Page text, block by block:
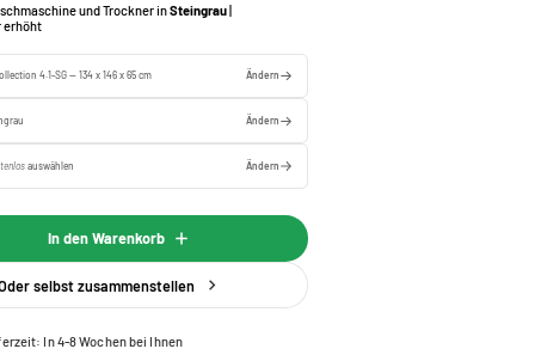
und Trockner inSteingrau|
erhöht
4.1-SG — 134 x 146 x 65 cm Ändern
Ändern
auswählen Ändern
In den Warenkorb
selbst zusammenstellen
In 4-8 Wochen bei Ihnen